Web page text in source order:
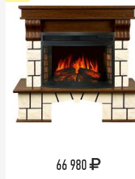
66 980